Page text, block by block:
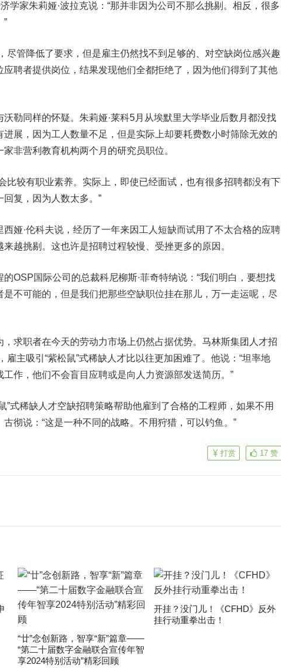
家朱莉娅·波拉克说：“那并非因为公司不那么挑剔。相反，很多
”
管降低了要求，但是雇主仍然找不到足够的、对空缺岗位感兴趣
应聘者提供岗位，结果发现他们全都拒绝了，因为他们得到了其他
同样的怀疑。朱莉娅·莱科5月从埃默里大学毕业后数月都没找
展，因为工人数量不足，但是实际上却要耗费数小时筛除无效的
非营利教育机构两个月的研究员职位。
较有职业素养。实际上，即使已经面试，也有很多招聘都没有下
复，因为人数太多。”
·伦科夫说，经历了一年来因工人短缺而试用了不太合格的应聘
越挑剔。这也许是招聘过程较慢、受挫更多的原因。
国际公司的总裁科尼柳斯·菲奇特纳说：“我们明白，要想找
不可能的，但是我们把那些空缺职位挂在那儿，万一走运呢，尽
职者在今天的劳动力市场上仍然占据优势。马林斯集团人才招
雇主吸引“紫松鼠”式稀缺人才比以往更加困难了。他说：“坦率地
作，他们不会盲目应聘或是向人力资源部发送简历。”
稀缺人才空缺招聘策略帮助他雇到了合格的工程师，如果不用
彻说：“这是一种不同的战略。不用狩猎，可以钓鱼。”
17 赞
打赏
“廿”念创新路，智享“新”篇章——
“第二十届数字金融联合宣传年智
享2024特别活动”精彩回顾
开挂？没门儿！《CFHD》反外
挂行动重拳出击！